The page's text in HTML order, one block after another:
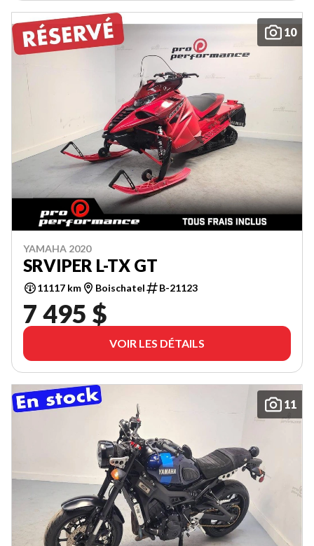
10
YAMAHA 2020
SRVIPER L-TX GT
11117 km Boischatel B-21123
7 495 $
VOIR LES DÉTAILS
11